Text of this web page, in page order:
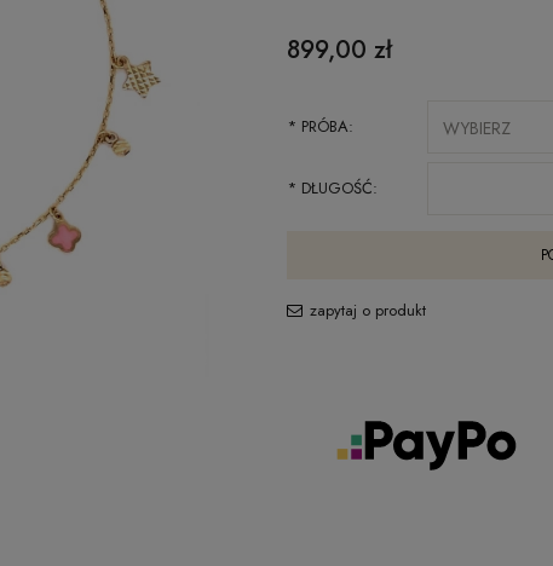
899,00 zł
* PRÓBA:
* DŁUGOŚĆ:
zapytaj o produkt